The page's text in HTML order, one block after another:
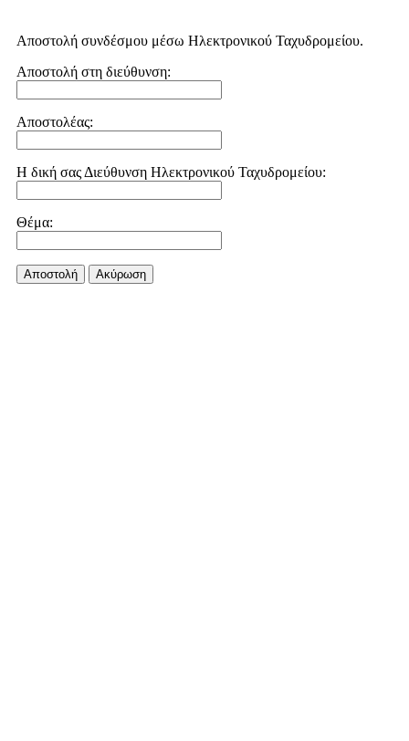
Αποστολή συνδέσμου μέσω Ηλεκτρονικού Ταχυδρομείου.
Αποστολή στη διεύθυνση:
Αποστολέας:
Η δική σας Διεύθυνση Ηλεκτρονικού Ταχυδρομείου:
Θέμα:
Αποστολή Aκύρωση